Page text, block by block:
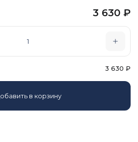
3 630 ₽
3 630 ₽
в корзину